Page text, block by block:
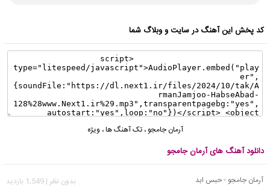
کد پخش این آهنگ در سایت و وبلاگ شما
آرمان جامجو ،تک آهنگ ها، ویژه
دانلود آهنگ های آرمان جامجو
آرمان جامجو - حبس ابد بدون نظر | 1,549 بازدید